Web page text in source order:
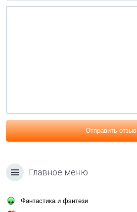
Отправить отзыв
Главное меню
Фантастика и фэнтези